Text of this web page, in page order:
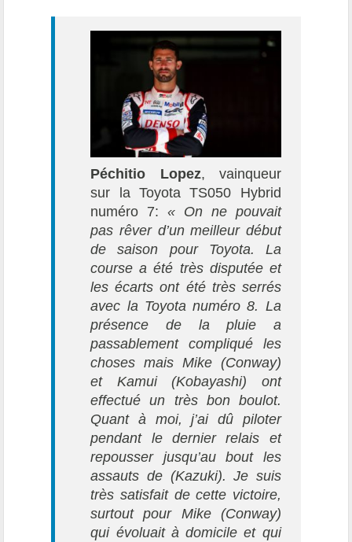
Péchitio Lopez, vainqueur
sur la Toyota TS050 Hybrid
numéro 7:« On ne pouvait
pas rêver d’un meilleur début
de saison pour Toyota. La
course a été très disputée et
les écarts ont été très serrés
avec la Toyota numéro 8. La
présence de la pluie a
passablement compliqué les
choses mais Mike (Conway)
et Kamui (Kobayashi) ont
effectué un très bon boulot.
Quant à moi, j’ai dû piloter
pendant le dernier relais et
repousser jusqu’au bout les
assauts de (Kazuki). Je suis
très satisfait de cette victoire,
surtout pour Mike (Conway)
qui évoluait à domicile et qui